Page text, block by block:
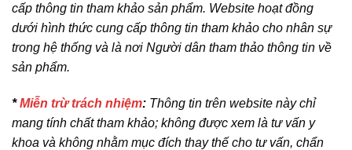
cấp thông tin tham khảo sản phẩm. Website hoạt đồng
dưới hình thức cung cấp thông tin tham khảo cho nhân sự
trong hệ thống và là nơi Người dân tham thảo thông tin về
sản phẩm.
*Miễn trừ trách nhiệm: Thông tin trên website này chỉ
mang tính chất tham khảo; không được xem là tư vấn y
khoa và không nhằm mục đích thay thế cho tư vấn, chẩn